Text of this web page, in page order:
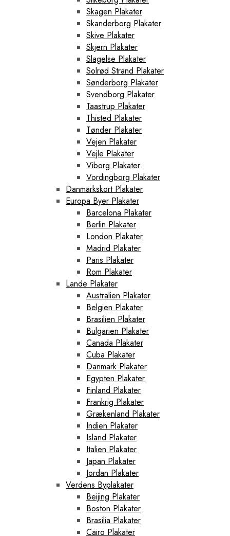
Skagen Plakater
Skanderborg Plakater
Skive Plakater
Skjern Plakater
Slagelse Plakater
Solrød Strand Plakater
Sønderborg Plakater
Svendborg Plakater
Taastrup Plakater
Thisted Plakater
Tønder Plakater
Vejen Plakater
Vejle Plakater
Viborg Plakater
Vordingborg Plakater
Danmarkskort Plakater
Europa Byer Plakater
Barcelona Plakater
Berlin Plakater
London Plakater
Madrid Plakater
Paris Plakater
Rom Plakater
Lande Plakater
Australien Plakater
Belgien Plakater
Brasilien Plakater
Bulgarien Plakater
Canada Plakater
Cuba Plakater
Danmark Plakater
Egypten Plakater
Finland Plakater
Frankrig Plakater
Grækenland Plakater
Indien Plakater
Island Plakater
Italien Plakater
Japan Plakater
Jordan Plakater
Verdens Byplakater
Beijing Plakater
Boston Plakater
Brasilia Plakater
Cairo Plakater